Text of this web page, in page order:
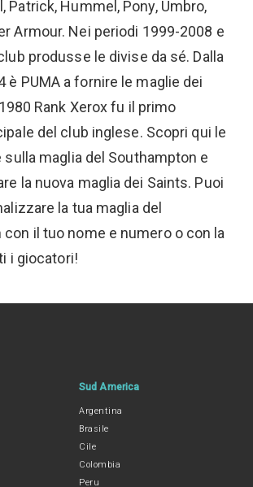
Patrick, Hummel, Pony, Umbro,
Armour. Nei periodi 1999-2008 e
produsse le divise da sé. Dalla
è PUMA a fornire le maglie dei
Rank Xerox fu il primo
del club inglese. Scopri qui le
maglia del Southampton e
la nuova maglia dei Saints. Puoi
la tua maglia del
il tuo nome e numero o con la
i giocatori!
Sud America
Argentina
Brasile
Cile
Colombia
Peru